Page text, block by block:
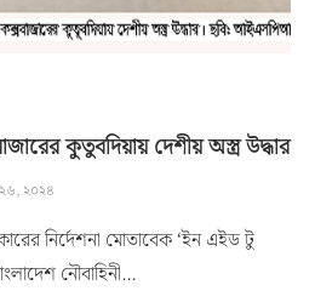
কুতুবদিয়ায় দেশীয় অস্ত্র উদ্ধার
২০২৪
নির্দেশনা মোতাবেক ‘ইন এইড টু
নৌবাহিনী…